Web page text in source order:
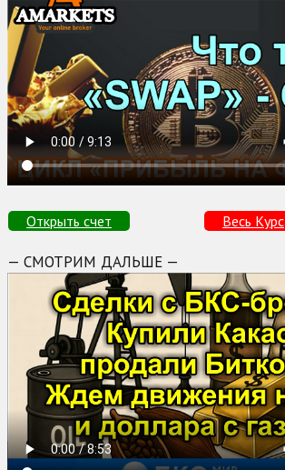
Открыть счет Весь Курс
— СМОТРИМ ДАЛЬШЕ —